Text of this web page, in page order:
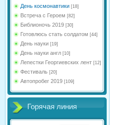
День космонавтики [18]
Встреча с Героем [82]
Библионочь 2019 [30]
Готовлюсь стать солдатом [44]
День науки [19]
День науки англ [10]
Лепестки Георгиевских лент [12]
Фестиваль [20]
Автопробег 2019 [109]
Горячая линия